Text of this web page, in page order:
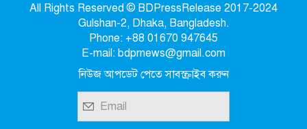
All Rights Reserved © BDPressRelease 2017-2024
Gulshan-2, Dhaka, Bangladesh.
Phone: +88 01670 947645
E-mail: bdprnews@gmail.com
নিউজ আপডেট পেতে সাবস্ক্রাইব করুন